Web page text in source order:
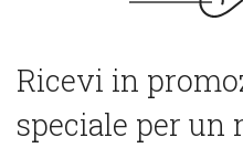
Ricevi in
speciale per un